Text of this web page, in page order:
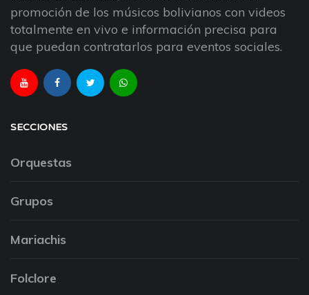
promoción de los músicos bolivianos con videos
totalmente en vivo e información precisa para
que puedan contratarlos para eventos sociales.
SECCIONES
Orquestas
Grupos
Mariachis
Folclore